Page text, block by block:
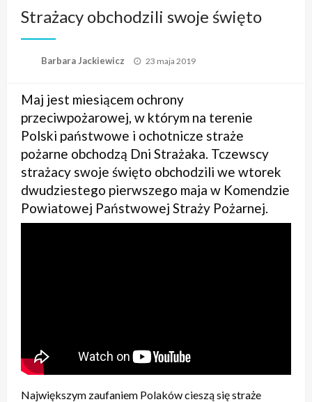
Strażacy obchodzili swoje święto
Barbara Jackiewicz
Opublikowane
23 maja 2019
Maj jest miesiącem ochrony
przeciwpożarowej, w którym na terenie
Polski państwowe i ochotnicze straże
pożarne obchodzą Dni Strażaka. Tczewscy
strażacy swoje święto obchodzili we wtorek
dwudziestego pierwszego maja w Komendzie
Powiatowej Państwowej Straży Pożarnej.
Największym zaufaniem Polaków cieszą się straże